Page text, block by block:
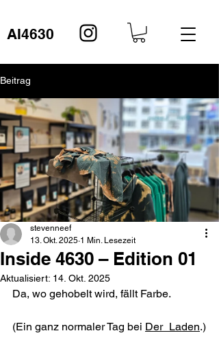
AI4630
Beitrag
Inside 4630 – Edition 01
stevenneef
13. Okt. 2025 1 Min. Lesezeit
Aktualisiert: 14. Okt. 2025
Da, wo gehobelt wird, fällt Farbe.
(Ein ganz normaler Tag bei Der_Laden.)